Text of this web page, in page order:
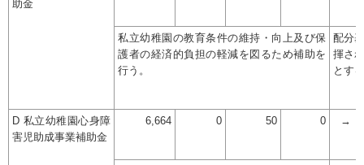
助金
私立幼稚園の教育条件の維持・向上及び保
護者の経済的負担の軽減を図るため補助を
行う。
配分
揮さ
とす
D 私立幼稚園心身障
害児助成事業補助金
6,664 0 50 0 →